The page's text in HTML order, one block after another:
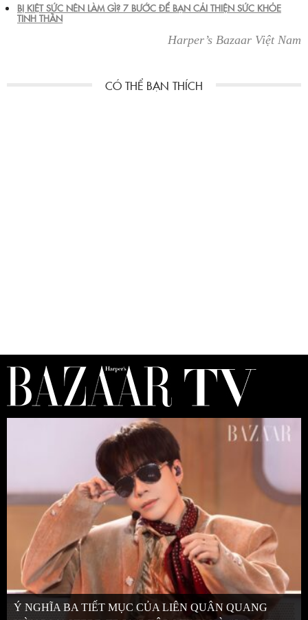
BỊ KIỆT SỨC NÊN LÀM GÌ? 7 BƯỚC ĐỂ BẠN CẢI THIỆN SỨC KHỎE
TINH THẦN
Harper’s Bazaar Việt Nam
Ý NGHĨA BA TIẾT MỤC CỦA LIÊN QUÂN QUANG